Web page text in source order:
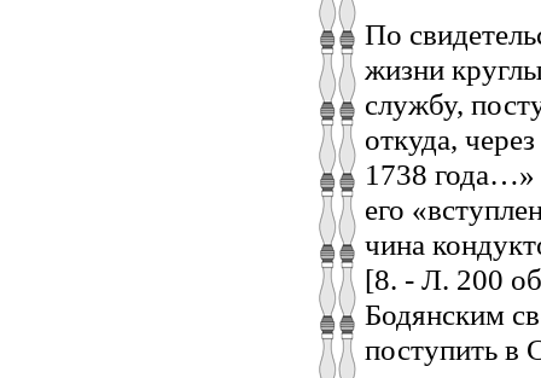
По
жизни
службу,
откуда,
1738 года…»
его
чина
[8. - Л. 200
Бодянским
поступить в